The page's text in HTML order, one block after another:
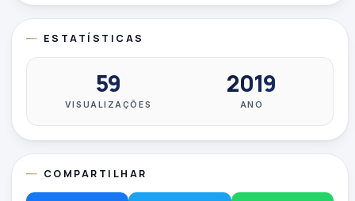
ESTATÍSTICAS
59
VISUALIZAÇÕES
2019
ANO
COMPARTILHAR